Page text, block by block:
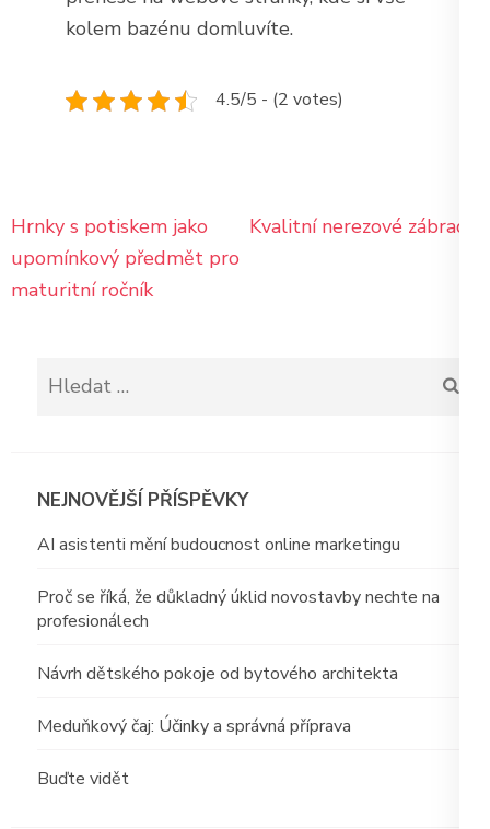
kolem bazénu domluvíte.
4.5/5 - (2 votes)
Navigace
pro
příspěvek
Hrnky s potiskem jako
upomínkový předmět pro
maturitní ročník
Kvalitní nerezové zábradlí
Vyhledávání
NEJNOVĚJŠÍ PŘÍSPĚVKY
AI asistenti mění budoucnost online marketingu
Proč se říká, že důkladný úklid novostavby nechte na
profesionálech
Návrh dětského pokoje od bytového architekta
Meduňkový čaj: Účinky a správná příprava
Buďte vidět